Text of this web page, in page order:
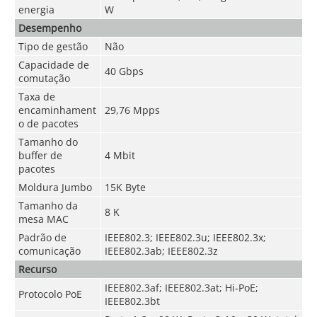
energia
W
Desempenho
Tipo de gestão
Não
Capacidade de
comutação
40 Gbps
Taxa de
encaminhament
o de pacotes
29,76 Mpps
Tamanho do
buffer de
pacotes
4 Mbit
Moldura Jumbo
15K Byte
Tamanho da
mesa MAC
8 K
Padrão de
comunicação
IEEE802.3; IEEE802.3u; IEEE802.3x;
IEEE802.3ab; IEEE802.3z
Recurso
Protocolo PoE
IEEE802.3af; IEEE802.3at; Hi-PoE;
IEEE802.3bt